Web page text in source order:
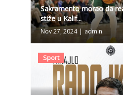
Sakramento morao da
stiže u Kalif...
Nov 27, 2024 | admin
Sport